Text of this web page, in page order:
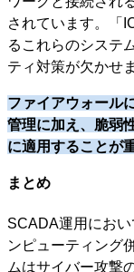
されています。「
るこれらのシステ
ティ対策が欠かせ
ファイアウォール
管理に加え、脆弱
に適用することが
まとめ
SCADA運用にお
ンピューティング
ムはサイバー攻撃